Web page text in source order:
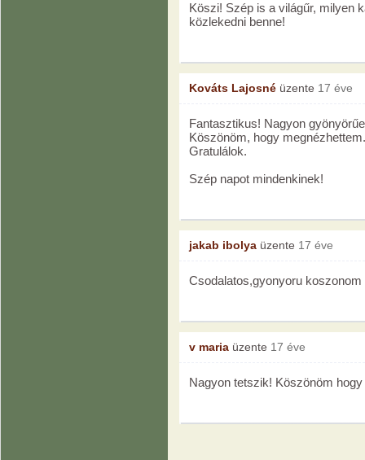
Köszi! Szép is a világűr, milyen
közlekedni benne!
Kováts Lajosné üzente 17 éve
Fantasztikus! Nagyon
Köszönöm, hogy megnézhettem.
Gratulálok.
Szép napot mindenkinek!
jakab ibolya üzente 17 éve
Csodalatos,gyonyoru koszonom
v maria üzente 17 éve
Nagyon tetszik! Köszönöm hogy